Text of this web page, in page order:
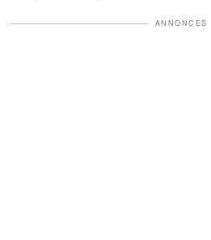
ANNONCES